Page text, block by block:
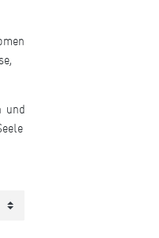
und